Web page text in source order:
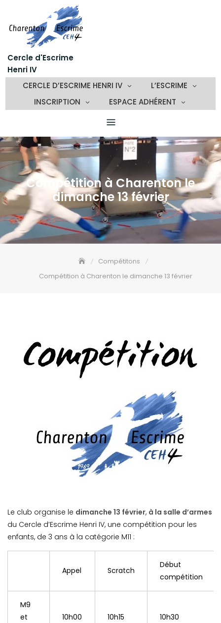
content
Cercle d'Escrime
Henri IV
CERCLE D’ESCRIME HENRI IV
L’ESCRIME
INSCRIPTION
ESPACE ADHÉRENT
Compétition à Charenton le
dimanche 13 février
Compétitons
Compétition à Charenton le dimanche 13 février
Le club organise le dimanche 13 février, à la salle d’armes
du Cercle d’Escrime Henri IV, une compétition pour les
enfants, de 3 ans à la catégorie M11 :
Appel Scratch
Début
compétition
M9
et
10h00 10h15 10h30